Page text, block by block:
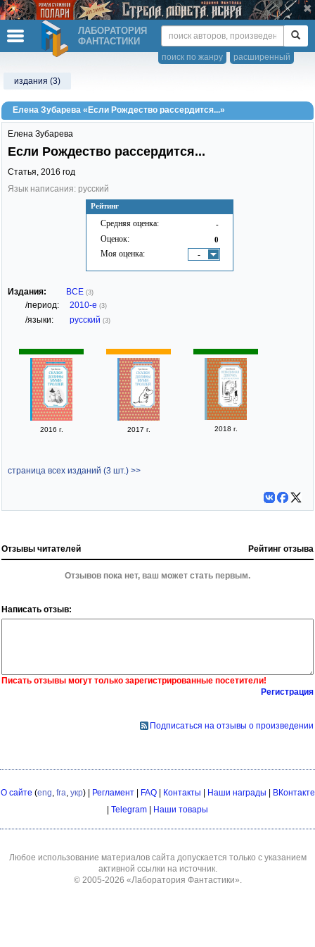
ЛАБОРАТОРИЯ
ФАНТАСТИКИ
расширенный
поиск по жанру
издания (3)
Елена Зубарева «Если Рождество рассердится...»
Рейтинг
Средняя оценка: -
Оценок: 0
Моя оценка: -
Елена Зубарева
Если Рождество рассердится...
Статья, 2016 год
Язык написания: русский
Издания: ВСЕ (3)
/период: 2010-е (3)
/языки: русский (3)
2016 г. 2017 г. 2018 г.
страница всех изданий (3 шт.) >>
Отзывы читателей Рейтинг отзыва
Отзывов пока нет, ваш может стать первым.
Написать отзыв:
Писать отзывы могут только зарегистрированные посетители!
Регистрация
Подписаться на отзывы о произведении
О сайте (eng fra укр) | Регламент| FAQ| Контакты | Наши награды | ВКонтакте
| Telegram | Наши товары
Любое использование материалов сайта допускается только с указанием
активной ссылки на источник.
© 2005-2026 «Лаборатория Фантастики»